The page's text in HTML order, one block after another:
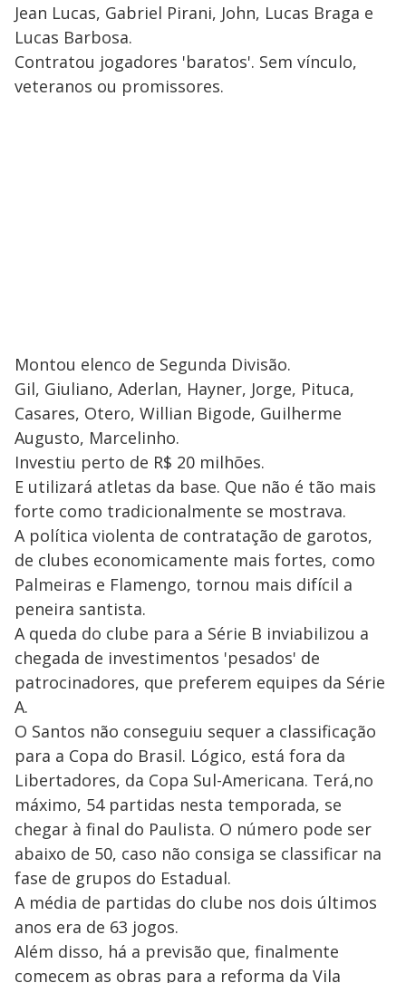
Jean Lucas, Gabriel Pirani, John, Lucas Braga e
Lucas Barbosa.
Contratou jogadores 'baratos'. Sem vínculo,
veteranos ou promissores.
Montou elenco de Segunda Divisão.
Gil, Giuliano, Aderlan, Hayner, Jorge, Pituca,
Casares, Otero, Willian Bigode, Guilherme
Augusto, Marcelinho.
Investiu perto de R$ 20 milhões.
E utilizará atletas da base. Que não é tão mais
forte como tradicionalmente se mostrava.
A política violenta de contratação de garotos,
de clubes economicamente mais fortes, como
Palmeiras e Flamengo, tornou mais difícil a
peneira santista.
A queda do clube para a Série B inviabilizou a
chegada de investimentos 'pesados' de
patrocinadores, que preferem equipes da Série
A.
O Santos não conseguiu sequer a classificação
para a Copa do Brasil. Lógico, está fora da
Libertadores, da Copa Sul-Americana. Terá,no
máximo, 54 partidas nesta temporada, se
chegar à final do Paulista. O número pode ser
abaixo de 50, caso não consiga se classificar na
fase de grupos do Estadual.
A média de partidas do clube nos dois últimos
anos era de 63 jogos.
Além disso, há a previsão que, finalmente
comecem as obras para a reforma da Vila